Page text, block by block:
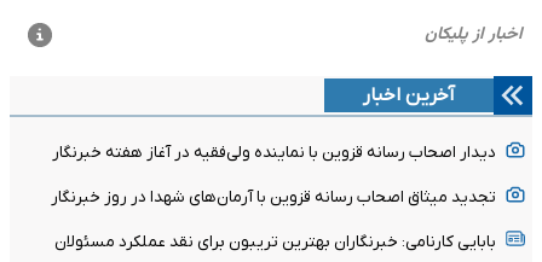
آخرین اخبار
دیدار اصحاب رسانه قزوین با نماینده ولی‌فقیه در آغاز هفته خبرنگار
تجدید میثاق اصحاب رسانه قزوین با آرمان‌های شهدا در روز خبرنگار
بابایی کارنامی: خبرنگاران بهترین تریبون برای نقد عملکرد مسئولان